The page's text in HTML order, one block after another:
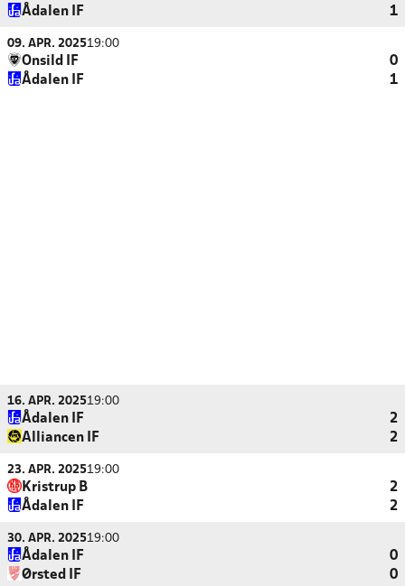
Ådalen IF
1
09. APR. 202519:00
Onsild IF
0
Ådalen IF
1
16. APR. 202519:00
Ådalen IF
2
Alliancen IF
2
23. APR. 202519:00
Kristrup B
2
Ådalen IF
2
30. APR. 202519:00
Ådalen IF
0
Ørsted IF
0